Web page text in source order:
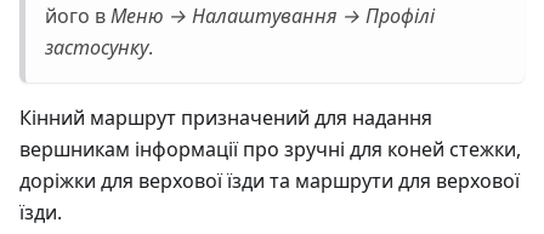
його вМеню → Налаштування → Профілі
застосунку.
Кінний маршрут призначений для надання
вершникам інформації про зручні для коней стежки,
доріжки для верхової їзди та маршрути для верхової
їзди.